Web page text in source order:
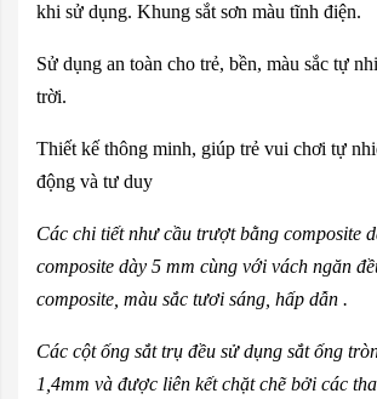
khi sử dụng. Khung sắt sơn màu tĩnh điện.
Sử dụng an toàn cho trẻ, bền, màu sắc tự
trời.
Thiết kế thông minh, giúp trẻ vui chơi tự
động và tư duy
Các chi tiết như cầu trượt bằng composite
composite dày 5 mm cùng với vách ngăn
composite, màu sắc tươi sáng, hấp dẫn .
Các cột ống sắt trụ đều sử dụng sắt ống
1,4mm và được liên kết chặt chẽ bởi các